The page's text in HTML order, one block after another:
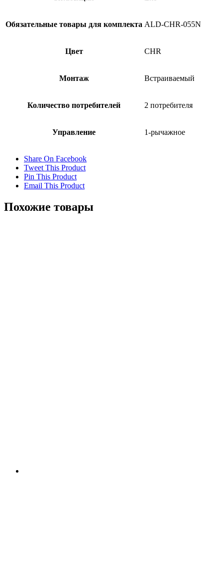
Обязательные товары для комплекта ALD-CHR-055N
Цвет CHR
Монтаж Встраиваемый
Количество потребителей 2 потребителя
Управление 1-рычажное
Share On Facebook
Tweet This Product
Pin This Product
Email This Product
Похожие товары